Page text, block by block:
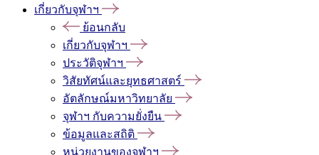
เกี่ยวกับจุฬาฯ
ย้อนกลับ
เกี่ยวกับจุฬาฯ
ประวัติจุฬาฯ
วิสัยทัศน์และยุทธศาสตร์
อัตลักษณ์มหาวิทยาลัย
จุฬาฯ กับความยั่งยืน
ข้อมูลและสถิติ
หน่วยงานของจุฬาฯ